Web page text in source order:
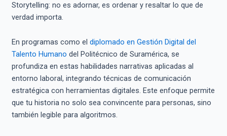
Storytelling: no es adornar, es ordenar y resaltar lo que de
verdad importa.
En programas como el diplomado en Gestión Digital del
Talento Humano del Politécnico de Suramérica, se
profundiza en estas habilidades narrativas aplicadas al
entorno laboral, integrando técnicas de comunicación
estratégica con herramientas digitales. Este enfoque permite
que tu historia no solo sea convincente para personas, sino
también legible para algoritmos.